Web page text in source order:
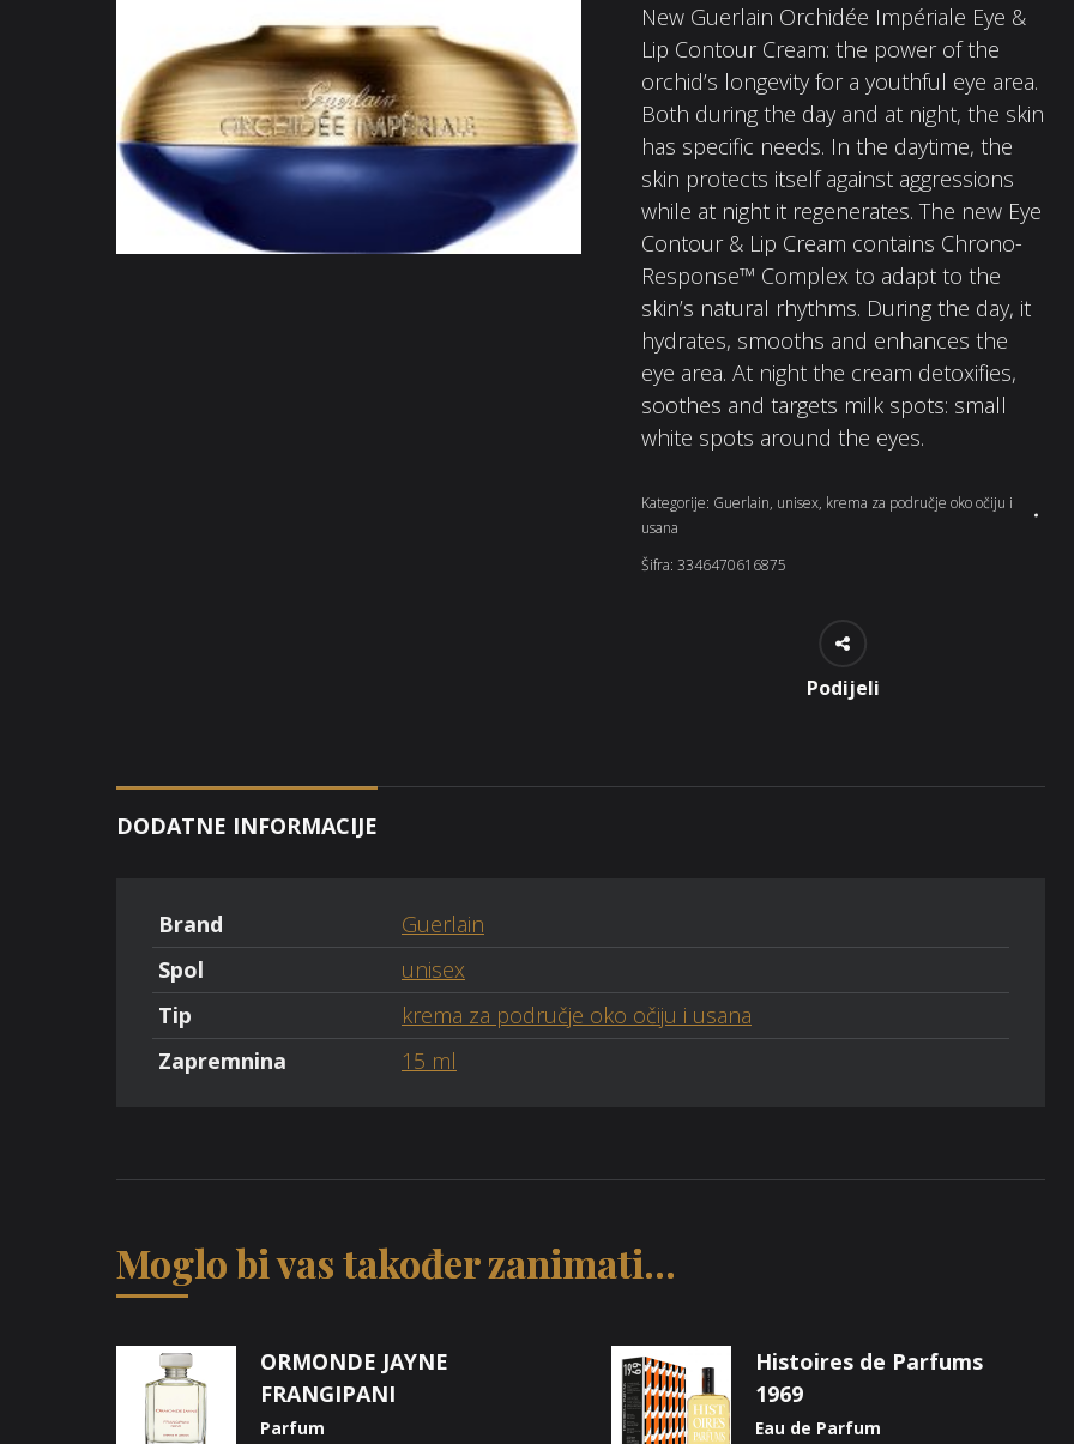
New Guerlain Orchidée Impériale Eye &
Lip Contour Cream: the power of the
orchid’s longevity for a youthful eye area.
Both during the day and at night, the skin
has specific needs. In the daytime, the
skin protects itself against aggressions
while at night it regenerates. The new Eye
Contour & Lip Cream contains Chrono-
Response™ Complex to adapt to the
skin’s natural rhythms. During the day, it
hydrates, smooths and enhances the
eye area. At night the cream detoxifies,
soothes and targets milk spots: small
white spots around the eyes.
Kategorije: Guerlain, unisex, krema za područje oko očiju i
usana
Šifra: 3346470616875
Podijeli
DODATNE INFORMACIJE
Brand
Guerlain
Spol
unisex
Tip
krema za područje oko očiju i usana
Zapremnina
15 ml
Moglo bi vas također zanimati...
ORMONDE JAYNE
FRANGIPANI
Parfum
Histoires de Parfums
1969
Eau de Parfum